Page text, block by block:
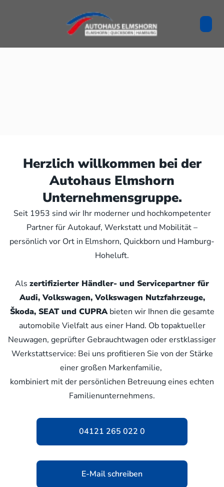
Herzlich willkommen bei der
Autohaus Elmshorn
Unternehmensgruppe.
Seit 1953 sind wir Ihr moderner und hochkompetenter
Partner für Autokauf, Werkstatt und Mobilität –
persönlich vor Ort in Elmshorn, Quickborn und Hamburg-
Hoheluft.
Als zertifizierter Händler- und Servicepartner für
Audi, Volkswagen, Volkswagen Nutzfahrzeuge,
Škoda, SEAT und CUPRAbieten wir Ihnen die gesamte
automobile Vielfalt aus einer Hand. Ob topaktueller
Neuwagen, geprüfter Gebrauchtwagen oder erstklassiger
Werkstattservice: Bei uns profitieren Sie von der Stärke
einer großen Markenfamilie,
kombiniert mit der persönlichen Betreuung eines echten
Familienunternehmens.
04121 265 022 0
E-Mail schreiben